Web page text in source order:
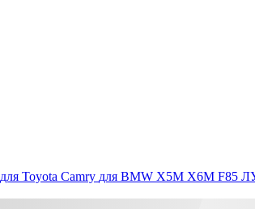
для Toyota Camry для BMW X5M X6M F85